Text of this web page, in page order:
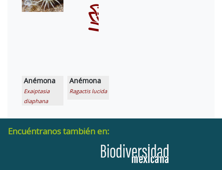
Anémona
Exaiptasia
diaphana
Anémona
Ragactis lucida
Encuéntranos también en: